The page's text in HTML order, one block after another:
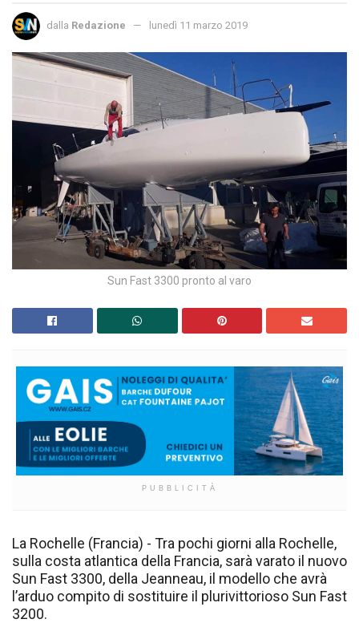
dalla Redazione lunedì 11 marzo 2019
Sun Fast 3300 pronto al varo
PUBBLICITÀ
La Rochelle (Francia) - Tra pochi giorni alla Rochelle,
sulla costa atlantica della Francia, sarà varato il nuovo
Sun Fast 3300, della Jeanneau, il modello che avrà
l’arduo compito di sostituire il plurivittorioso Sun Fast
3200.